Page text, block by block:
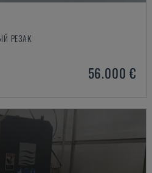
РЕЗАК
56.000 €